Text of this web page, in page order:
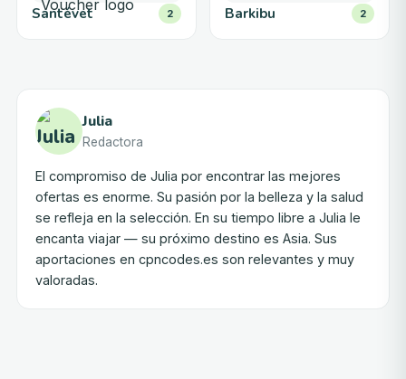
Santévet 2 Barkibu 2
Julia
Redactora
El compromiso de Julia por encontrar las mejores
ofertas es enorme. Su pasión por la belleza y la salud
se refleja en la selección. En su tiempo libre a Julia le
encanta viajar — su próximo destino es Asia. Sus
aportaciones en cpncodes.es son relevantes y muy
valoradas.